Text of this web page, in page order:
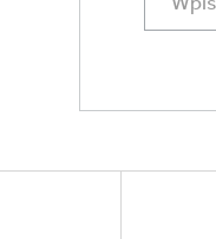
Footer